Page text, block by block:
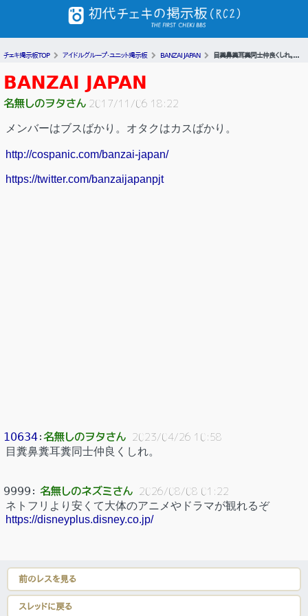
チェキ掲示板TOP アイドルグループ・ユニット掲示板 BANZAI JAPAN 目糞鼻糞耳糞同士仲良くしれ。...
BANZAI JAPAN
名無しのヲタさん 2017/11/06 18:22
メンバーはブスばかり。オタクはカスばかり。
http://cospanic.com/banzai-japan/
https://twitter.com/banzaijapanpjt
10634：名無しのヲタさん 2023/04/26 10:58
目糞鼻糞耳糞同士仲良くしれ。
9999 ： 名無しのネズミさん 2026/08/08 01:22
ネトフリより安くて大体のアニメやドラマが観れるぞ
https://disneyplus.disney.co.jp/
前のレスを見る
スレッドに戻る